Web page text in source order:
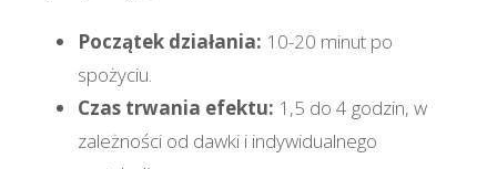
Początek działania: 10-20 minut po
spożyciu.
Czas trwania efektu: 1,5 do 4 godzin, w
zależności od dawki i indywidualnego